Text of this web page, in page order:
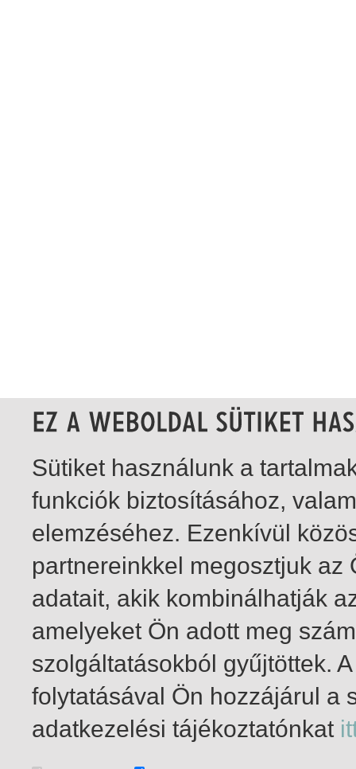
1-4 / insgesamt 4 Treffer
Sütiket használunk a
funkciók biztosításához,
elemzéséhez. Ezenkívül
partnereinkkel megosztjuk
adatait, akik kombinálhatják
amelyeket Ön adott meg
szolgáltatásokból gyűjtöttek.
folytatásával Ön hozzájárul a
adatkezelési tájékoztatónkat